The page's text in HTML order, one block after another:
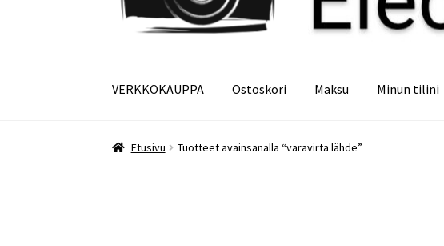
VERKKOKAUPPA Ostoskori Maksu Minun tilini
Etusivu Maksu Minun tilini Ostoskori
Etusivu Tuotteet avainsanalla “varavirta lähde”